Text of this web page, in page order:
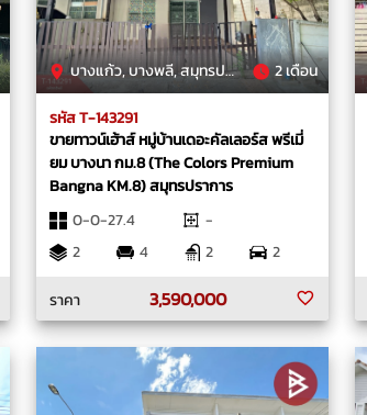
บางแก้ว, บางพลี, สมุทรปราการ 2 เดือน
รหัส T-143291
ขายทาวน์เฮ้าส์ หมู่บ้านเดอะคัลเลอร์ส พรีเมี่
ยม บางนา กม.8 (The Colors Premium
Bangna KM.8) สมุทรปราการ
0-0-27.4
-
2
4 2
2
ราคา
3,590,000